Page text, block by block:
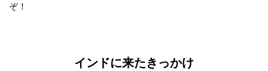
ぞ！
インドに来たきっかけ